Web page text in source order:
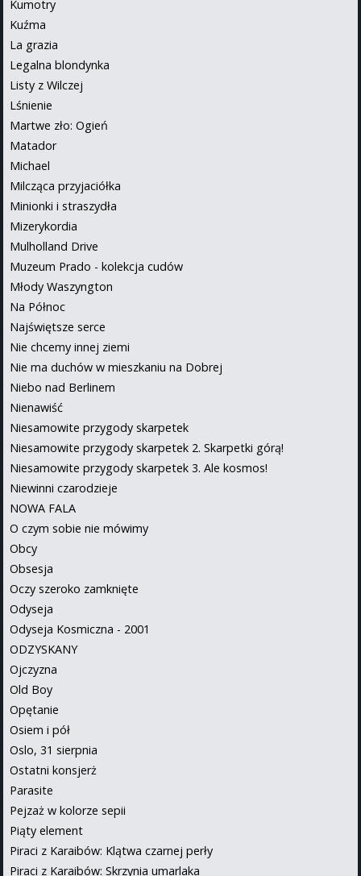
Kumotry
Kuźma
La grazia
Legalna blondynka
Listy z Wilczej
Lśnienie
Martwe zło: Ogień
Matador
Michael
Milcząca przyjaciółka
Minionki i straszydła
Mizerykordia
Mulholland Drive
Muzeum Prado - kolekcja cudów
Młody Waszyngton
Na Północ
Najświętsze serce
Nie chcemy innej ziemi
Nie ma duchów w mieszkaniu na Dobrej
Niebo nad Berlinem
Nienawiść
Niesamowite przygody skarpetek
Niesamowite przygody skarpetek 2. Skarpetki górą!
Niesamowite przygody skarpetek 3. Ale kosmos!
Niewinni czarodzieje
NOWA FALA
O czym sobie nie mówimy
Obcy
Obsesja
Oczy szeroko zamknięte
Odyseja
Odyseja Kosmiczna - 2001
ODZYSKANY
Ojczyzna
Old Boy
Opętanie
Osiem i pół
Oslo, 31 sierpnia
Ostatni konsjerż
Parasite
Pejzaż w kolorze sepii
Piąty element
Piraci z Karaibów: Klątwa czarnej perły
Piraci z Karaibów: Skrzynia umarlaka